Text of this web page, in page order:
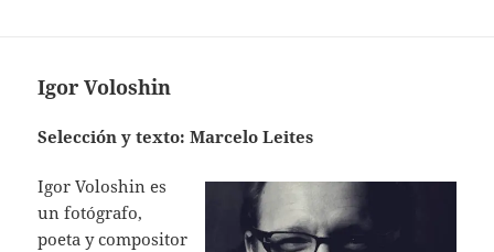
Igor Voloshin
Selección y texto: Marcelo Leites
Igor Voloshin es
un fotógrafo,
poeta y compositor